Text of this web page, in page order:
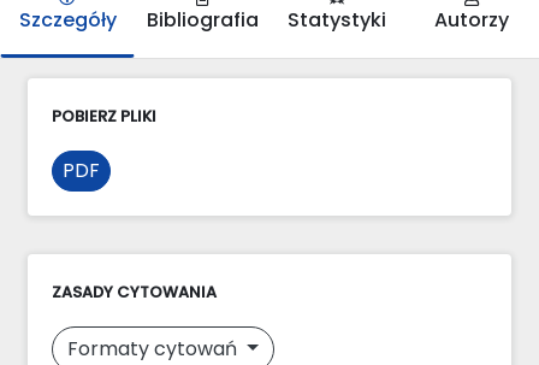
Szczegóły Bibliografia Statystyki Autorzy
POBIERZ PLIKI
PDF
ZASADY CYTOWANIA
Formaty cytowań